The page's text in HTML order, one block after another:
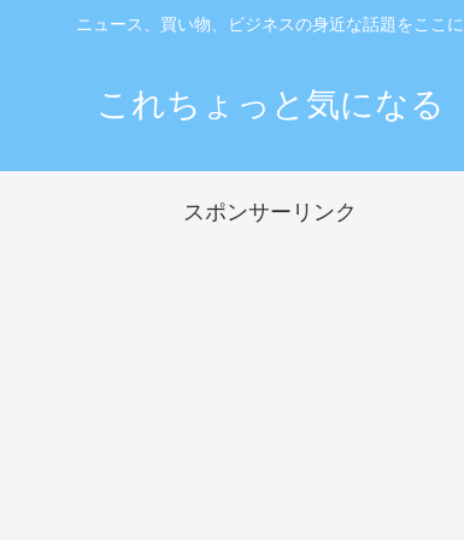
ニュース、買い物、ビジネスの身近な話題をここに
これちょっと気になる
スポンサーリンク